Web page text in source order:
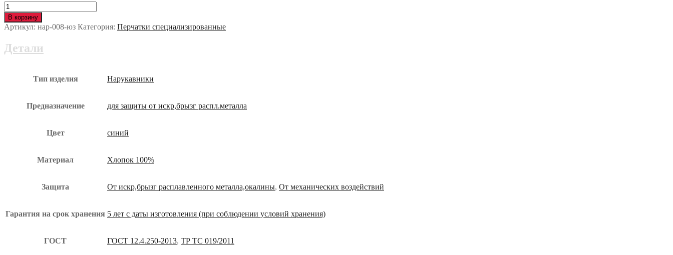
Количество
Нарукавник
ПРОМЕТЕЙ
нар-008-
В корзину
Артикул: нар-008-юз Категория: Перчатки специализированные
Детали
Тип изделия Нарукавники
Предназначение для защиты от искр,брызг распл.металла
Цвет синий
Материал Хлопок 100%
Защита От искр,брызг расплавленного металла,окалины, От механических воздействий
Гарантия на срок хранения 5 лет с даты изготовления (при соблюдении условий хранения)
ГОСТ ГОСТ 12.4.250-2013, ТР ТС 019/2011